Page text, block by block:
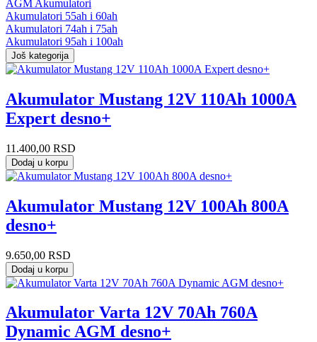
AGM Akumulatori
Akumulatori 55ah i 60ah
Akumulatori 74ah i 75ah
Akumulatori 95ah i 100ah
Još kategorija
Akumulator Mustang 12V 110Ah 1000A
Expert desno+
11.400,00 RSD
Dodaj u korpu
Akumulator Mustang 12V 100Ah 800A
desno+
9.650,00 RSD
Dodaj u korpu
Akumulator Varta 12V 70Ah 760A
Dynamic AGM desno+